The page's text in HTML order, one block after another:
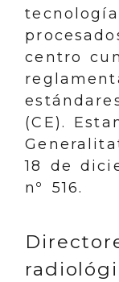
centro
(CE).
18 de
nº 516.